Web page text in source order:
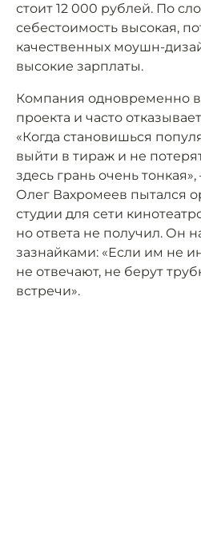
стоит 12 000 рублей. По
себестоимость высокая,
качественных моушн-
высокие зарплаты.
Компания одновременно
проекта и часто
«Когда становишься
выйти в тираж и не
здесь грань очень
Олег Вахромеев пытался
студии для сети
но ответа не получил. Он
зазнайками: «Если им не
не отвечают, не берут
встречи».